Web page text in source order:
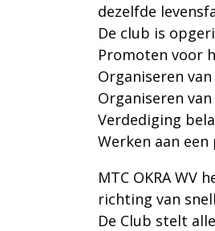
dezelfde
De club is
Promoten voor
Organiseren
Organiseren
Verdediging
Werken aan
MTC OKRA
richting van
De Club stelt